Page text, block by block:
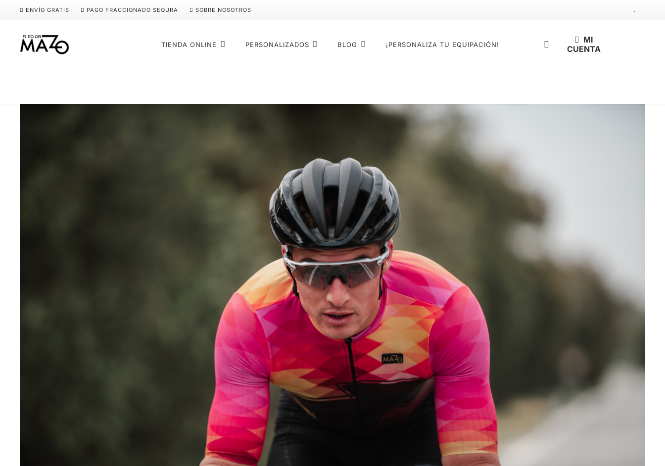
ENVÍO GRATIS PAGO FRACCIONADO SEQURA SOBRE NOSOTROS .
TIENDA ONLINE PERSONALIZADOS BLOG ¡PERSONALIZA TU EQUIPACIÓN!
MI
CUENTA